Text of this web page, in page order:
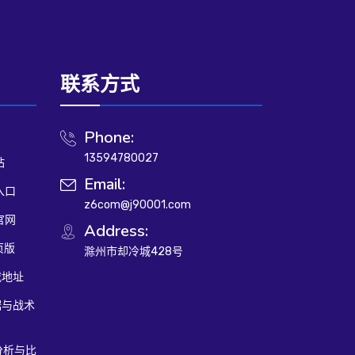
口
网
版
址
战术
与比
联系方式
Phone:
13594780027
Email:
z6com@j90001.com
Address:
滁州市却冷城428号